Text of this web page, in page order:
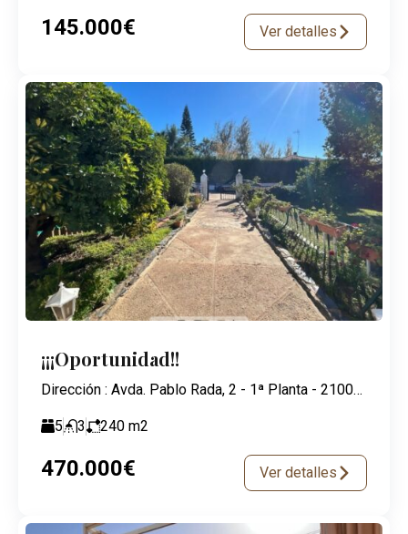
145.000€ Ver detalles
¡¡¡Oportunidad!!
Dirección : Avda. Pablo Rada, 2 - 1ª Planta - 21003 Huelva
5 3 240 m2
470.000€ Ver detalles